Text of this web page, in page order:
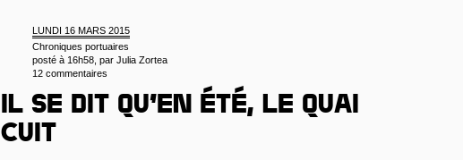
LUNDI 16 MARS 2015
Chroniques portuaires
posté à 16h58, par Julia Zortea
12 commentaires
Il se dit qu’en été, le quai
cuit